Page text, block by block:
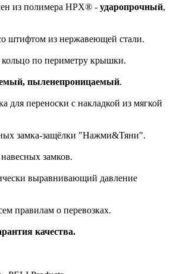
из полимера HPX® - ударопрочный,
штифтом из нержавеющей стали.
по периметру крышки.
пыленепроницаемый.
для переноски с накладкой из мягкой
замка-защёлки "Нажми&Тяни".
замков.
выравнивающий давление
правилам о перевозках.
качества.